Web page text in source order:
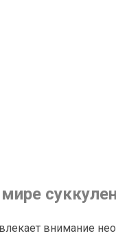
внимание